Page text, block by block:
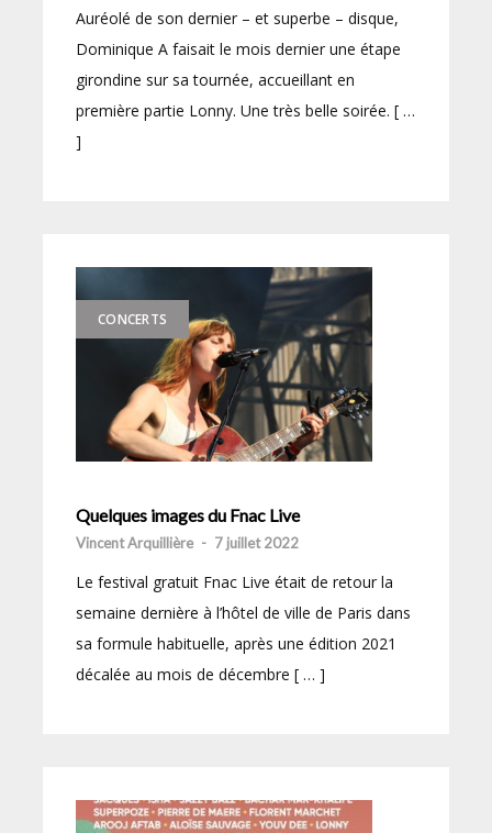
Auréolé de son dernier – et superbe – disque,
Dominique A faisait le mois dernier une étape
girondine sur sa tournée, accueillant en
première partie Lonny. Une très belle soirée. [ …
]
CONCERTS
Quelques images du Fnac Live
Vincent Arquillière - 7 juillet 2022
Le festival gratuit Fnac Live était de retour la
semaine dernière à l’hôtel de ville de Paris dans
sa formule habituelle, après une édition 2021
décalée au mois de décembre [ … ]